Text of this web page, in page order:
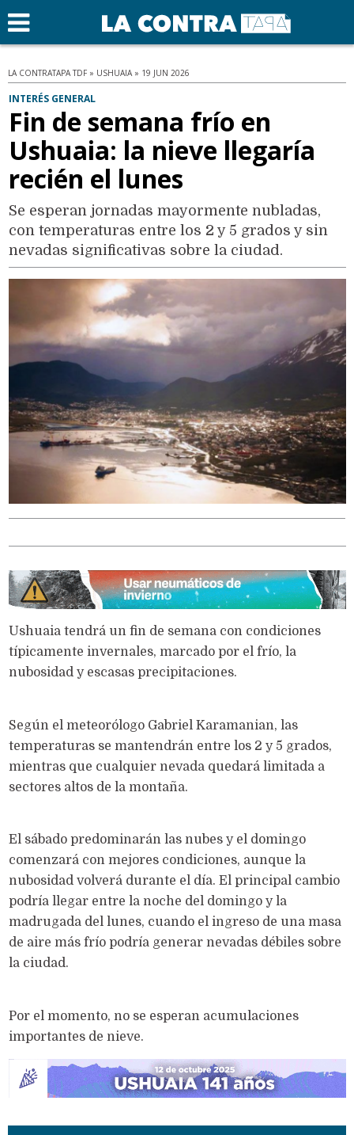
LA CONTRATAPA TDF » USHUAIA » 19 JUN 2026
INTERÉS GENERAL
Fin de semana frío en
Ushuaia: la nieve llegaría
recién el lunes
Se esperan jornadas mayormente nubladas,
con temperaturas entre los 2 y 5 grados y sin
nevadas significativas sobre la ciudad.
Ushuaia tendrá un fin de semana con condiciones
típicamente invernales, marcado por el frío, la
nubosidad y escasas precipitaciones.
Según el meteorólogo Gabriel Karamanian, las
temperaturas se mantendrán entre los 2 y 5 grados,
mientras que cualquier nevada quedará limitada a
sectores altos de la montaña.
El sábado predominarán las nubes y el domingo
comenzará con mejores condiciones, aunque la
nubosidad volverá durante el día. El principal cambio
podría llegar entre la noche del domingo y la
madrugada del lunes, cuando el ingreso de una masa
de aire más frío podría generar nevadas débiles sobre
la ciudad.
Por el momento, no se esperan acumulaciones
importantes de nieve.